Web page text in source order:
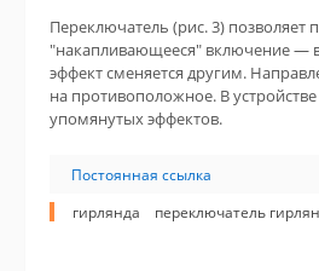
Переключатель (рис. 3)
"накапливающееся" включение —
эффект сменяется другим.
на противоположное. В
упомянутых эффектов.
Постоянная ссылка
гирлянда
переключатель